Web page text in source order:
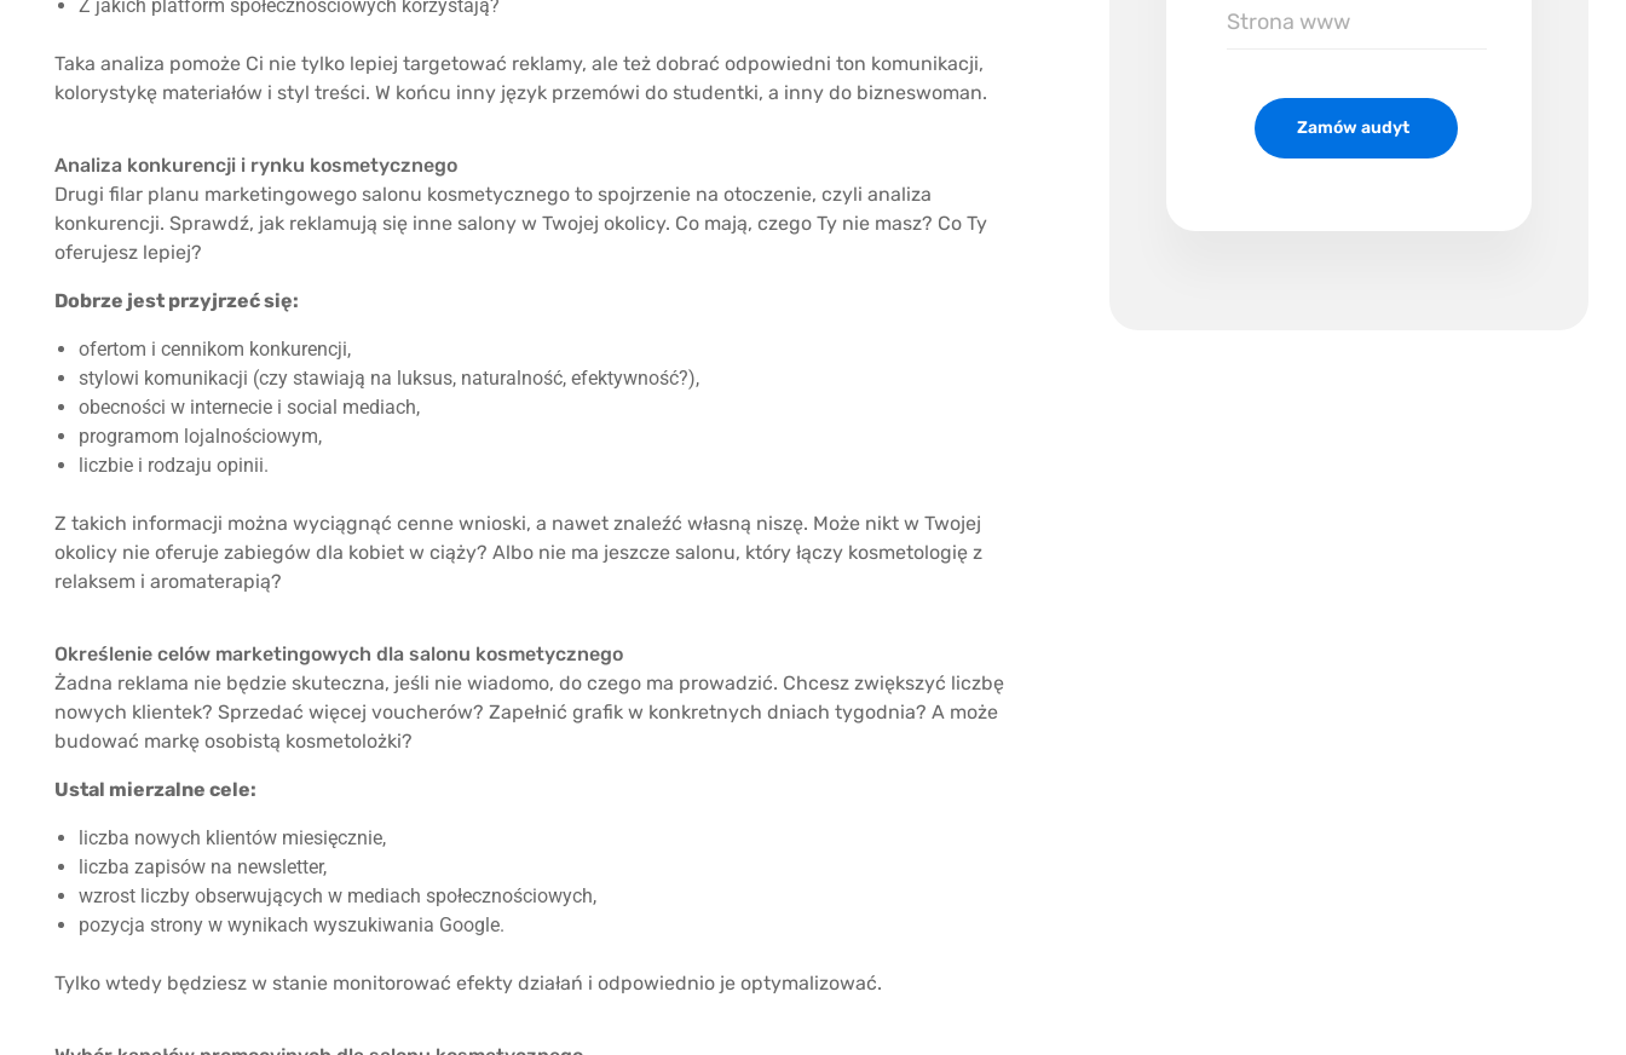
Z jakich platform społecznościowych korzystają?
Taka analiza pomoże Ci nie tylko lepiej targetować reklamy, ale też dobrać odpowiedni ton komunikacji,
kolorystykę materiałów i styl treści. W końcu inny język przemówi do studentki, a inny do bizneswoman.
Analiza konkurencji i rynku kosmetycznego
Drugi filar planu marketingowego salonu kosmetycznego to spojrzenie na otoczenie, czyli analiza
konkurencji. Sprawdź, jak reklamują się inne salony w Twojej okolicy. Co mają, czego Ty nie masz? Co Ty
oferujesz lepiej?
Dobrze jest przyjrzeć się:
ofertom i cennikom konkurencji,
stylowi komunikacji (czy stawiają na luksus, naturalność, efektywność?),
obecności w internecie i social mediach,
programom lojalnościowym,
liczbie i rodzaju opinii.
Z takich informacji można wyciągnąć cenne wnioski, a nawet znaleźć własną niszę. Może nikt w Twojej
okolicy nie oferuje zabiegów dla kobiet w ciąży? Albo nie ma jeszcze salonu, który łączy kosmetologię z
relaksem i aromaterapią?
Określenie celów marketingowych dla salonu kosmetycznego
Żadna reklama nie będzie skuteczna, jeśli nie wiadomo, do czego ma prowadzić. Chcesz zwiększyć liczbę
nowych klientek? Sprzedać więcej voucherów? Zapełnić grafik w konkretnych dniach tygodnia? A może
budować markę osobistą kosmetolożki?
Ustal mierzalne cele:
liczba nowych klientów miesięcznie,
liczba zapisów na newsletter,
wzrost liczby obserwujących w mediach społecznościowych,
pozycja strony w wynikach wyszukiwania Google.
Tylko wtedy będziesz w stanie monitorować efekty działań i odpowiednio je optymalizować.
Zamów audyt